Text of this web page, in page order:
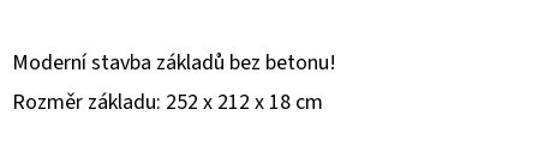
Moderní stavba základů bez betonu!
Rozměr základu: 252 x 212 x 18 cm
?